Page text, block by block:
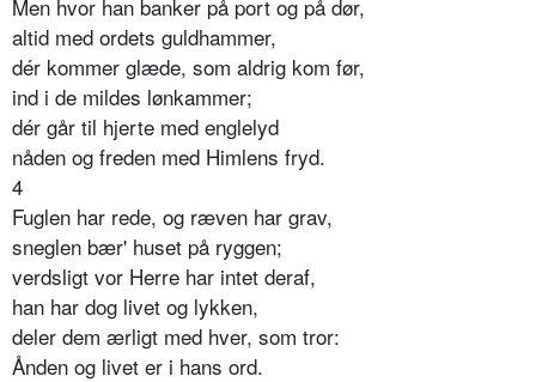
Men hvor han banker på port og på dør,
altid med ordets guldhammer,
dér kommer glæde, som aldrig kom før,
ind i de mildes lønkammer;
dér går til hjerte med englelyd
nåden og freden med Himlens fryd.
4
Fuglen har rede, og ræven har grav,
sneglen bær' huset på ryggen;
verdsligt vor Herre har intet deraf,
han har dog livet og lykken,
deler dem ærligt med hver, som tror:
Ånden og livet er i hans ord.